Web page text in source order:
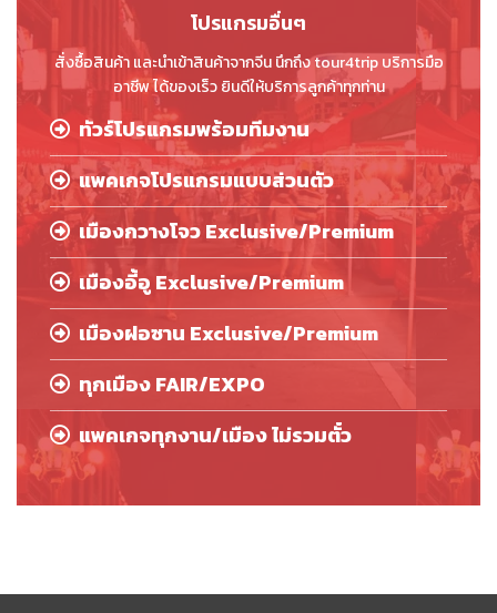
โปรแกรมอื่นๆ
สั่งซื้อสินค้า และนำเข้าสินค้าจากจีน นึกถึง tour4trip บริการมือ
อาชีพ ได้ของเร็ว ยินดีให้บริการลูกค้าทุกท่าน
ทัวร์โปรแกรมพร้อมทีมงาน
แพคเกจโปรแกรมแบบส่วนตัว
เมืองกวางโจว Exclusive/Premium
เมืองอี้อู Exclusive/Premium
เมืองฝอซาน Exclusive/Premium
ทุกเมือง FAIR/EXPO
แพคเกจทุกงาน/เมือง ไม่รวมตั๋ว